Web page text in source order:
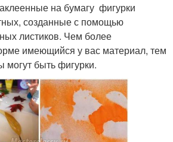
на бумагу фигурки
созданные с помощью
листиков. Чем более
имеющийся у вас материал, тем
могут быть фигурки.